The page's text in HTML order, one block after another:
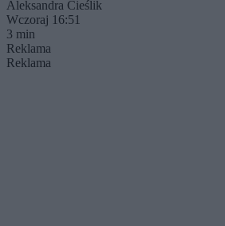
Aleksandra Cieślik
Wczoraj 16:51
3 min
Reklama
Reklama